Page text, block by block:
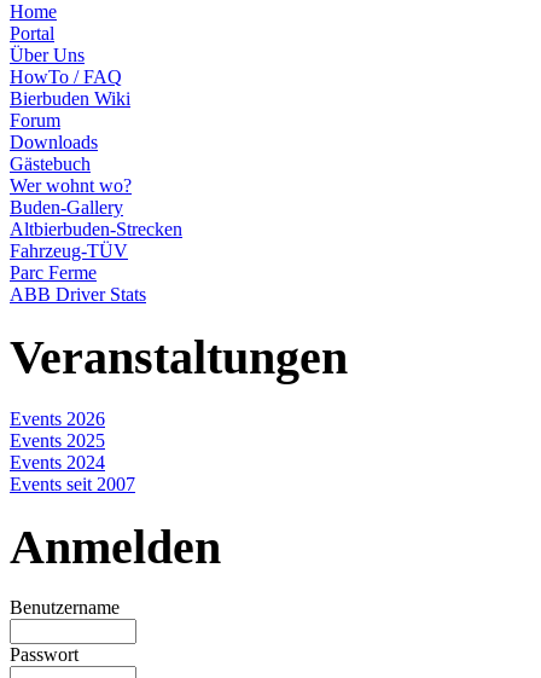
Home
Portal
Über Uns
HowTo / FAQ
Bierbuden Wiki
Forum
Downloads
Gästebuch
Wer wohnt wo?
Buden-Gallery
Altbierbuden-Strecken
Fahrzeug-TÜV
Parc Ferme
ABB Driver Stats
Veranstaltungen
Events 2026
Events 2025
Events 2024
Events seit 2007
Anmelden
Benutzername
Passwort